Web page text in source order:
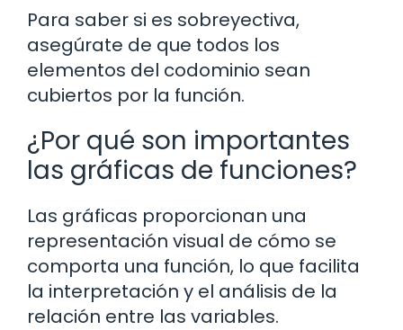
Para saber si es sobreyectiva,
asegúrate de que todos los
elementos del codominio sean
cubiertos por la función.
¿Por qué son importantes
las gráficas de funciones?
Las gráficas proporcionan una
representación visual de cómo se
comporta una función, lo que facilita
la interpretación y el análisis de la
relación entre las variables.